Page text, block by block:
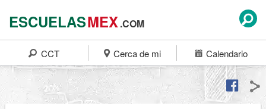
ESCUELASMEX.COM
CCT Cerca de mi Calendario